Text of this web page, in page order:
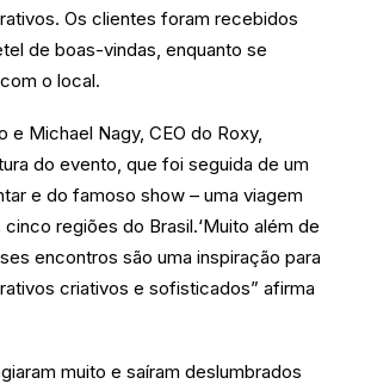
Os clientes foram recebidos
de boas-vindas, enquanto se
o local.
e Michael Nagy, CEO do Roxy,
do evento, que foi seguida de um
e do famoso show – uma viagem
regiões do Brasil.‘Muito além de
encontros são uma inspiração para
criativos e sofisticados” afirma
muito e saíram deslumbrados